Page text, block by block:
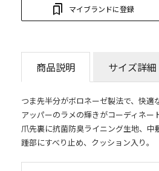
マイブランドに登録
商品説明 サイズ詳細
つま先半分がボロネーゼ製法で、快適
アッパーのラメの輝きがコーディネー
爪先裏に抗菌防臭ライニング生地、中
踵部にすべり止め、クッション入り。